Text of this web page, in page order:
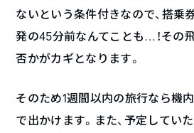
ないという条件付きなので、搭乗
発の45分前なんてことも…！その
否かがカギとなります。
そのため1週間以内の旅行なら機
で出かけます。また、予定してい